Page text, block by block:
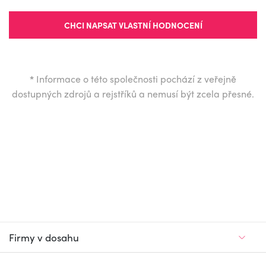
CHCI NAPSAT VLASTNÍ HODNOCENÍ
* Informace o této společnosti pochází z veřejně
dostupných zdrojů a rejstříků a nemusí být zcela přesné.
Firmy v dosahu